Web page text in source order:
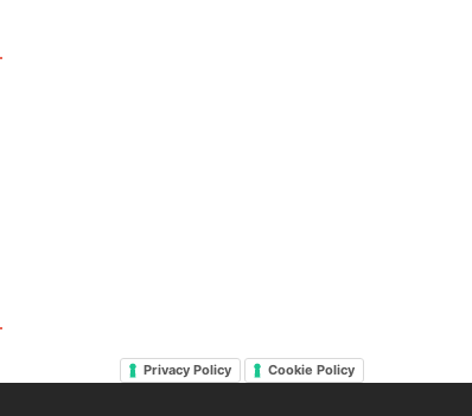
Privacy Policy Cookie Policy